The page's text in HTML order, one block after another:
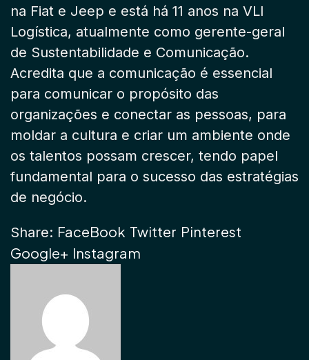
na Fiat e Jeep e está há 11 anos na VLI
Logística, atualmente como gerente-geral
de Sustentabilidade e Comunicação.
Acredita que a comunicação é essencial
para comunicar o propósito das
organizações e conectar as pessoas, para
moldar a cultura e criar um ambiente onde
os talentos possam crescer, tendo papel
fundamental para o sucesso das estratégias
de negócio.
Share: FaceBook Twitter Pinterest
Google+ Instagram